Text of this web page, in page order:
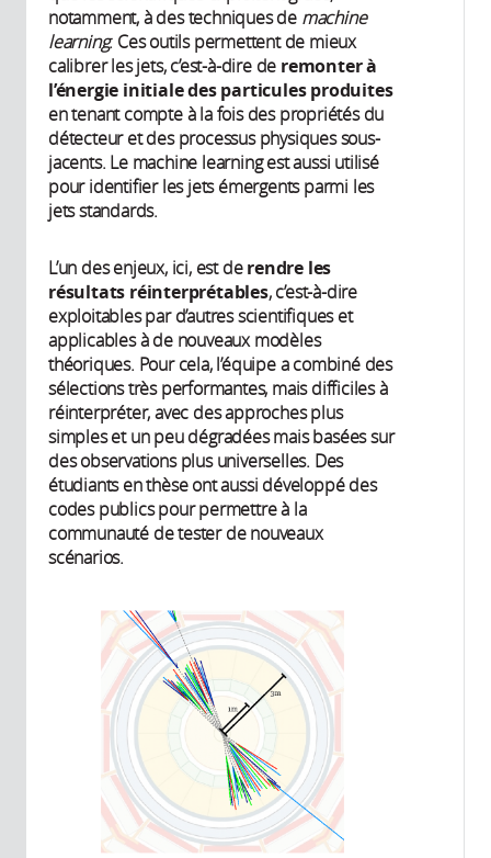
notamment, à des techniques de machine
learning. Ces outils permettent de mieux
calibrer les jets, c’est-à-dire de remonter à
l’énergie initiale des particules produites
en tenant compte à la fois des propriétés du
détecteur et des processus physiques sous-
jacents. Le machine learning est aussi utilisé
pour identifier les jets émergents parmi les
jets standards.
L’un des enjeux, ici, est derendre les
résultats réinterprétables, c’est-à-dire
exploitables par d’autres scientifiques et
applicables à de nouveaux modèles
théoriques. Pour cela, l’équipe a combiné des
sélections très performantes, mais difficiles à
réinterpréter, avec des approches plus
simples et un peu dégradées mais basées sur
des observations plus universelles. Des
étudiants en thèse ont aussi développé des
codes publics pour permettre à la
communauté de tester de nouveaux
scénarios.